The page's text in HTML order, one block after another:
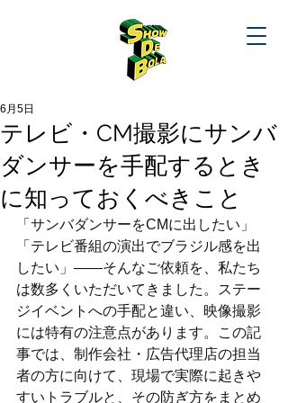
テレビ・CM撮影にサンバ
ダンサーを手配するとき
に知っておくべきこと
6月5日
「サンバダンサーをCMに出したい」
「テレビ番組の演出でブラジル感を出
したい」——そんなご依頼を、私たち
は数多くいただいてきました。ステー
ジイベントへの手配と違い、映像撮影
には特有の注意点があります。この記
事では、制作会社・広告代理店の担当
者の方に向けて、現場で実際に起きや
すいトラブルと、その防ぎ方をまとめ